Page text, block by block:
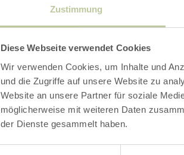
Zustimmung
Diese Webseite verwendet Cookies
Wir verwenden Cookies, um Inhalte und
und die Zugriffe auf unsere Website zu
Website an unsere Partner für soziale
möglicherweise mit weiteren Daten
der Dienste gesammelt haben.
68 Mal individuell, 68
die Wohnungen in
nach einem
strecken Sie alle
einem geseufzten
werden sich an